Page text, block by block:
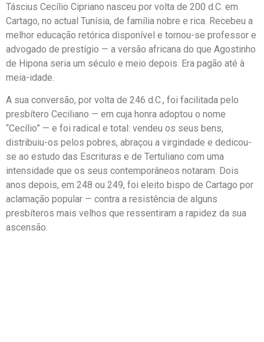
Táscius Cecílio Cipriano nasceu por volta de 200 d.C. em
Cartago, no actual Tunísia, de família nobre e rica. Recebeu a
melhor educação retórica disponível e tornou-se professor e
advogado de prestígio — a versão africana do que Agostinho
de Hipona seria um século e meio depois. Era pagão até à
meia-idade.
A sua conversão, por volta de 246 d.C., foi facilitada pelo
presbítero Ceciliano — em cuja honra adoptou o nome
“Cecílio” — e foi radical e total: vendeu os seus bens,
distribuiu-os pelos pobres, abraçou a virgindade e dedicou-
se ao estudo das Escrituras e de Tertuliano com uma
intensidade que os seus contemporâneos notaram. Dois
anos depois, em 248 ou 249, foi eleito bispo de Cartago por
aclamação popular — contra a resistência de alguns
presbíteros mais velhos que ressentiram a rapidez da sua
ascensão.